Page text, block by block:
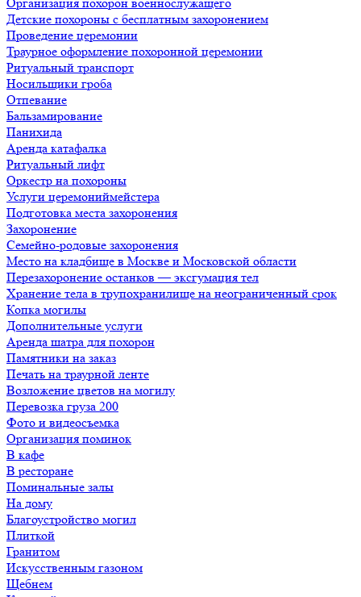
Детские похороны с бесплатным захоронением
Проведение церемонии
Траурное оформление похоронной церемонии
Ритуальный транспорт
Носильщики гроба
Отпевание
Бальзамирование
Панихида
Аренда катафалка
Ритуальный лифт
Оркестр на похороны
Услуги церемониймейстера
Подготовка места захоронения
Захоронение
Семейно-родовые захоронения
Место на кладбище в Москве и Московской области
Перезахоронение останков — эксгумация тел
Хранение тела в трупохранилище на неограниченный срок
Копка могилы
Дополнительные услуги
Аренда шатра для похорон
Памятники на заказ
Печать на траурной ленте
Возложение цветов на могилу
Перевозка груза 200
Фото и видеосъемка
Организация поминок
В кафе
В ресторане
Поминальные залы
На дому
Благоустройство могил
Плиткой
Гранитом
Искусственным газоном
Щебнем